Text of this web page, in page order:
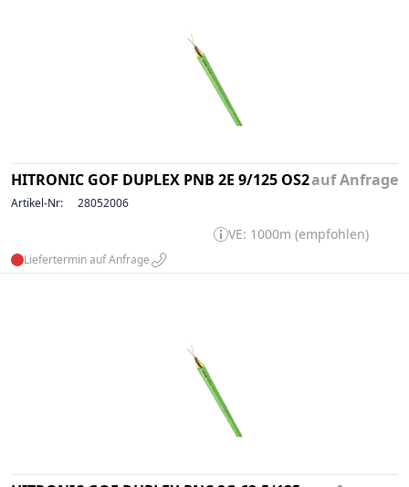
HITRONIC GOF DUPLEX PNB 2E 9/125 OS2auf Anfrage
Artikel-Nr: 28052006
VE: 1000m (empfohlen)
Liefertermin auf Anfrage